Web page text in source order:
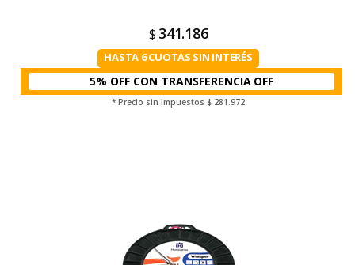
$ 341.186
HASTA 6 CUOTAS SIN INTERÉS
5% OFF CON TRANSFERENCIA
* Precio sin Impuestos $ 281.972